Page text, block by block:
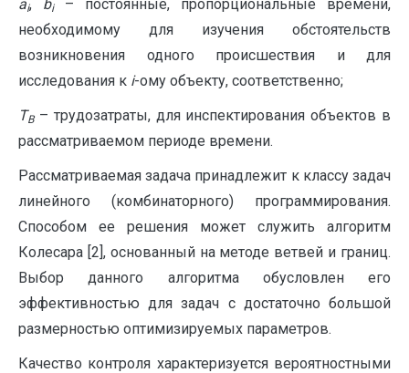
аi, bi– постоянные, пропорциональные времени,
необходимому для изучения обстоятельств
возникновения одного происшествия и для
исследования к i-ому объекту, соответственно;
TB– трудозатраты, для инспектирования объектов в
рассматриваемом периоде времени.
Рассматриваемая задача принадлежит к классу задач
линейного (комбинаторного) программирования.
Способом ее решения может служить алгоритм
Колесара [2], основанный на методе ветвей и границ.
Выбор данного алгоритма обусловлен его
эффективностью для задач с достаточно большой
размерностью оптимизируемых параметров.
Качество контроля характеризуется вероятностными